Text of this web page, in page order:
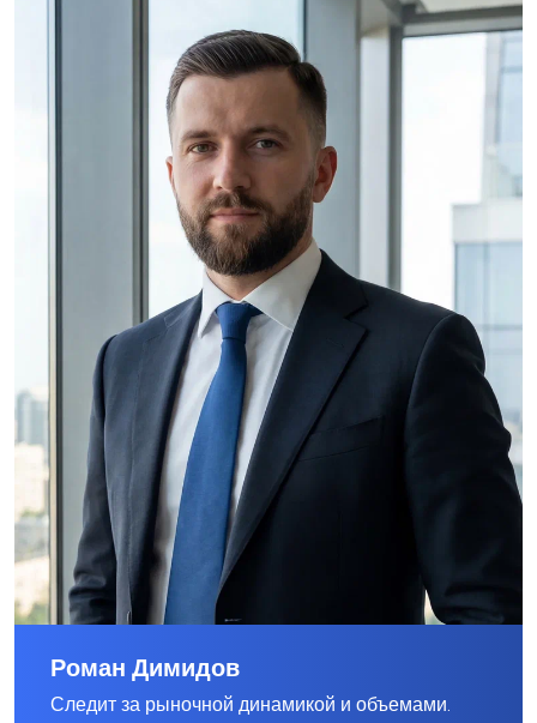
Роман Димидов
Следит за рыночной динамикой и объемами.